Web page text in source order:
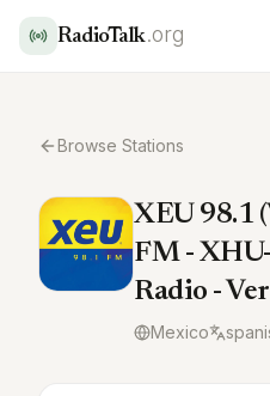
RadioTalk.org
Browse Stations
XEU 98.1
FM -
Radio -
Mexico